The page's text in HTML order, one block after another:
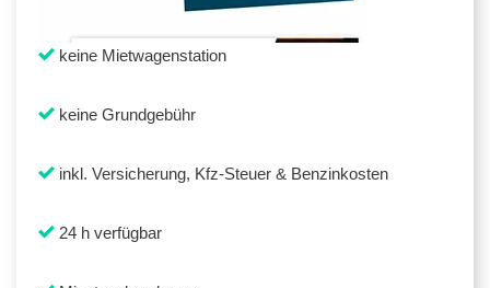
keine Mietwagenstation
keine Grundgebühr
inkl. Versicherung, Kfz-Steuer & Benzinkosten
24 h verfügbar